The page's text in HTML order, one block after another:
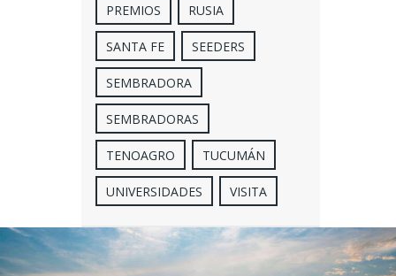
PREMIOS RUSIA
SANTA FE SEEDERS
SEMBRADORA
SEMBRADORAS
TENOAGRO TUCUMÁN
UNIVERSIDADES VISITA